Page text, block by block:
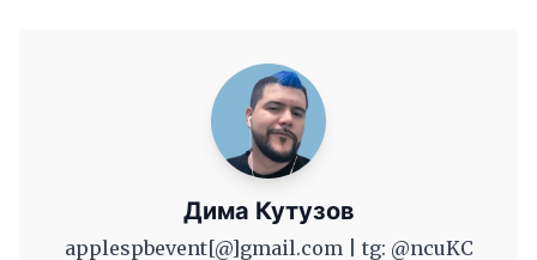
Дима Кутузов
applespbevent[@]gmail.com | tg: @ncuKC